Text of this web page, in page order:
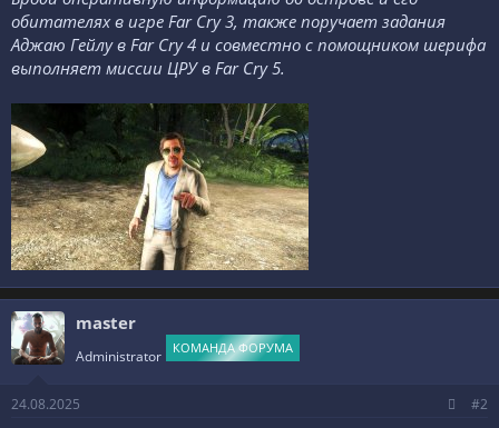
обитателях в игре Far Cry 3, также поручает задания
Аджаю Гейлу в Far Cry 4 и совместно с помощником шерифа
выполняет миссии ЦРУ в Far Cry 5.
master
Administrator КОМАНДА ФОРУМА
24.08.2025 #2